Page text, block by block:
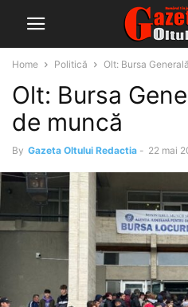
Home Politică Olt: Bursa
Olt: Bursa
de muncă
By Gazeta Oltului Redactia - 22 mai